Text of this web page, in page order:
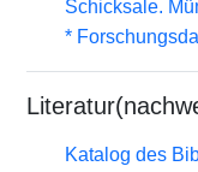
Schicksale.
*
Katalog des